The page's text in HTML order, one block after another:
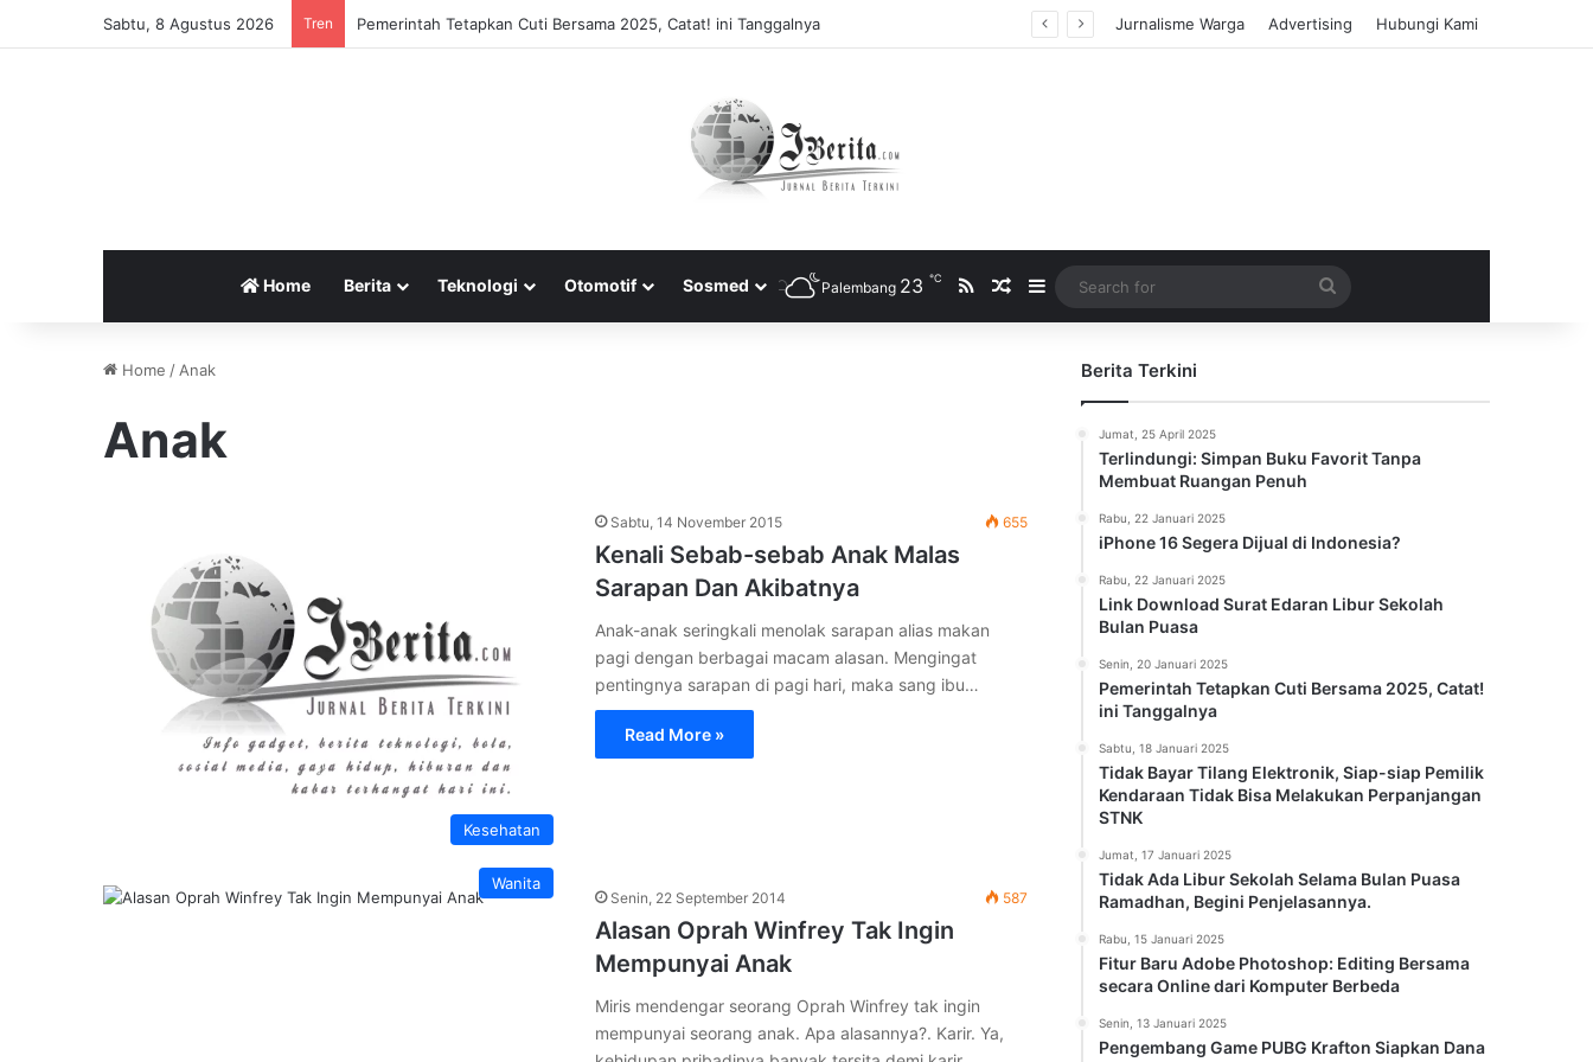
Sabtu, 8 Agustus 2026 Tren Pemerintah Tetapkan Cuti Bersama 2025, Catat! ini Tanggalnya Jurnalisme Warga Advertising Hubungi Kami
Home Berita Teknologi Otomotif Sosmed Palembang 23 ℃ RSSRandom Article
Sidebar
for
Home / Anak
Anak
Kesehatan
Sabtu, 14 November 2015 655
Kenali Sebab-sebab Anak Malas
Sarapan Dan Akibatnya
Anak-anak seringkali menolak sarapan alias makan
pagi dengan berbagai macam alasan. Mengingat
pentingnya sarapan di pagi hari, maka sang ibu…
Read More »
Wanita
Senin, 22 September 2014 587
Alasan Oprah Winfrey Tak Ingin
Mempunyai Anak
Miris mendengar seorang Oprah Winfrey tak ingin
mempunyai seorang anak. Apa alasannya?. Karir. Ya,
Berita Terkini
Jumat, 25 April 2025
Terlindungi: Simpan Buku Favorit Tanpa
Membuat Ruangan Penuh
Rabu, 22 Januari 2025
iPhone 16 Segera Dijual di Indonesia?
Rabu, 22 Januari 2025
Link Download Surat Edaran Libur Sekolah
Bulan Puasa
Senin, 20 Januari 2025
Pemerintah Tetapkan Cuti Bersama 2025, Catat!
ini Tanggalnya
Sabtu, 18 Januari 2025
Tidak Bayar Tilang Elektronik, Siap-siap Pemilik
Kendaraan Tidak Bisa Melakukan Perpanjangan
STNK
Jumat, 17 Januari 2025
Tidak Ada Libur Sekolah Selama Bulan Puasa
Ramadhan, Begini Penjelasannya.
Rabu, 15 Januari 2025
Fitur Baru Adobe Photoshop: Editing Bersama
secara Online dari Komputer Berbeda
Senin, 13 Januari 2025
Pengembang Game PUBG Krafton Siapkan Dana